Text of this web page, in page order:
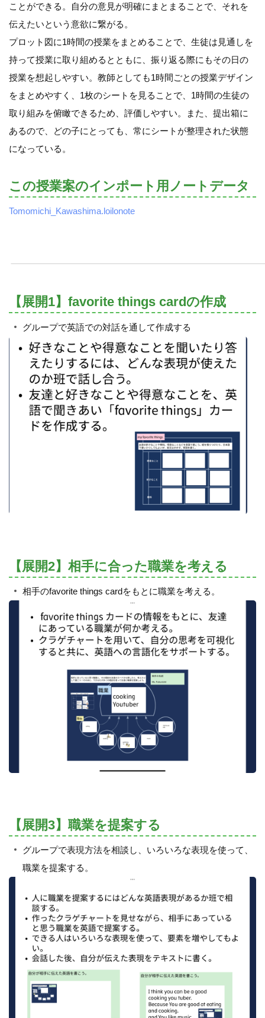
ことができる。自分の意見が明確にまとまることで、それを
伝えたいという意欲に繋がる。
プロット図に1時間の授業をまとめることで、生徒は見通しを
持って授業に取り組めるとともに、振り返る際にもその日の
授業を想起しやすい。教師としても1時間ごとの授業デザイン
をまとめやすく、1枚のシートを見ることで、1時間の生徒の
取り組みを俯瞰できるため、評価しやすい。また、提出箱に
あるので、どの子にとっても、常にシートが整理された状態
になっている。
この授業案のインポート用ノートデータ
Tomomichi_Kawashima.loilonote
【展開1】favorite things cardの作成
グループで英語での対話を通して作成する
【展開2】相手に合った職業を考える
相手のfavorite things cardをもとに職業を考える。
【展開3】職業を提案する
グループで表現方法を相談し、いろいろな表現を使って、
職業を提案する。